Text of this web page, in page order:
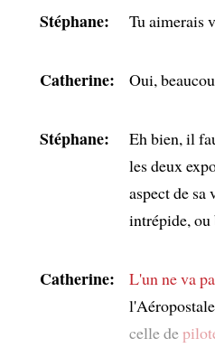
Stéphane: Tu aimerais
Catherine: Oui,
Stéphane:
Eh bien, il
les deux
aspect de
intrépide, ou
Catherine: L'un ne va
celle de